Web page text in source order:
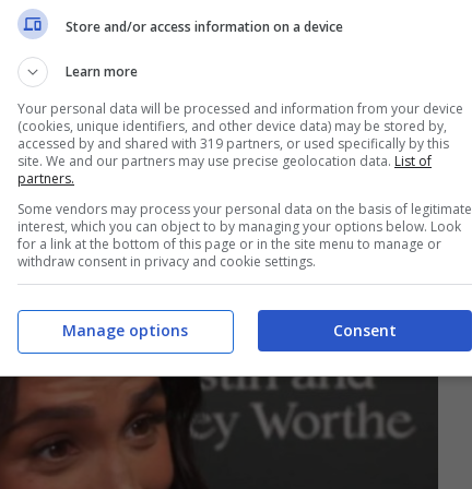
a viaggiare senza il rispettivo o la
in pubblico senza la propria controparte.
una persona che nutreforti ambizioni
suo aspetto ed il suo modo di comunicare.
Store and/or access information on a device
Learn more
Your personal data will be processed and information from your device
(cookies, unique identifiers, and other device data) may be stored by,
accessed by and shared with 319 partners, or used specifically by this
site. We and our partners may use precise geolocation data. List of
partners.
Some vendors may process your personal data on the basis of legitimate
interest, which you can object to by managing your options below. Look
for a link at the bottom of this page or in the site menu to manage or
withdraw consent in privacy and cookie settings.
Consent
Manage options